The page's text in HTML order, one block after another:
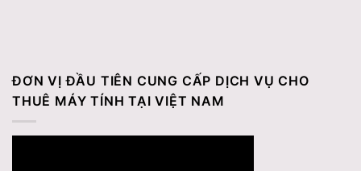
ĐƠN VỊ ĐẦU TIÊN CUNG CẤP DỊCH VỤ CHO
THUÊ MÁY TÍNH TẠI VIỆT NAM